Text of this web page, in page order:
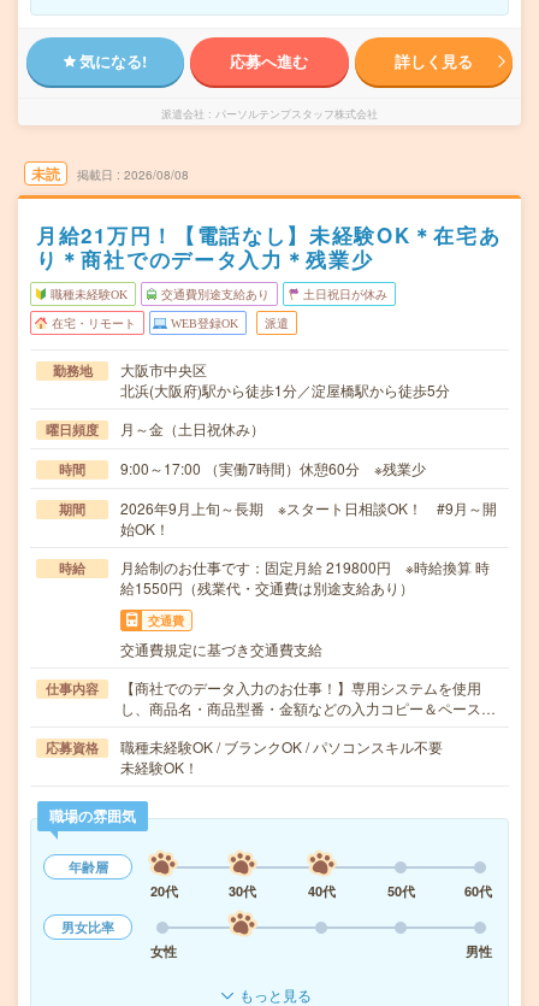
気になる! 応募へ進む 詳しく見る
派遣会社 パーソルテンプスタッフ株式会社
未読 掲載日 2026/08/08
月給21万円！【電話なし】未経験OK＊在宅あ
り＊商社でのデータ入力＊残業少
職種未経験OK 交通費別途支給あり 土日祝日が休み
在宅・リモート WEB登録OK 派遣
勤務地
大阪市中央区
北浜(大阪府)駅から徒歩1分／淀屋橋駅から徒歩5分
曜日頻度 月～金（土日祝休み）
時間 9:00～17:00 （実働7時間）休憩60分 ※残業少
期間
2026年9月上旬～長期 ※スタート日相談OK！ #9月～開
始OK！
時給
月給制のお仕事です：固定月給 219800円 ※時給換算 時
給1550円（残業代・交通費は別途支給あり）
交通費
交通費規定に基づき交通費支給
仕事内容
【商社でのデータ入力のお仕事！】専用システムを使用
し、商品名・商品型番・金額などの入力コピー＆ペース…
応募資格
職種未経験OK / ブランクOK / パソコンスキル不要
未経験OK！
職場の雰囲気
年齢層
20代
30代 40代 50代
60代
男女比率
女性
男性
もっと見る